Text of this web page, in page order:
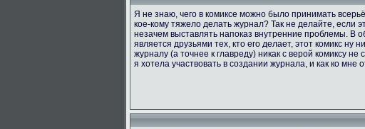
Я не знаю, чего в комиксе можно было принимать
кое-кому тяжело делать журнал? Так не делайте, если
незачем выставлять напоказ внутренние проблемы. В
является друзьями тех, кто его делает, этот комикс
журналу (а точнее к главреду) никак с верой комиксу
я хотела участвовать в создании журнала, и как ко мне